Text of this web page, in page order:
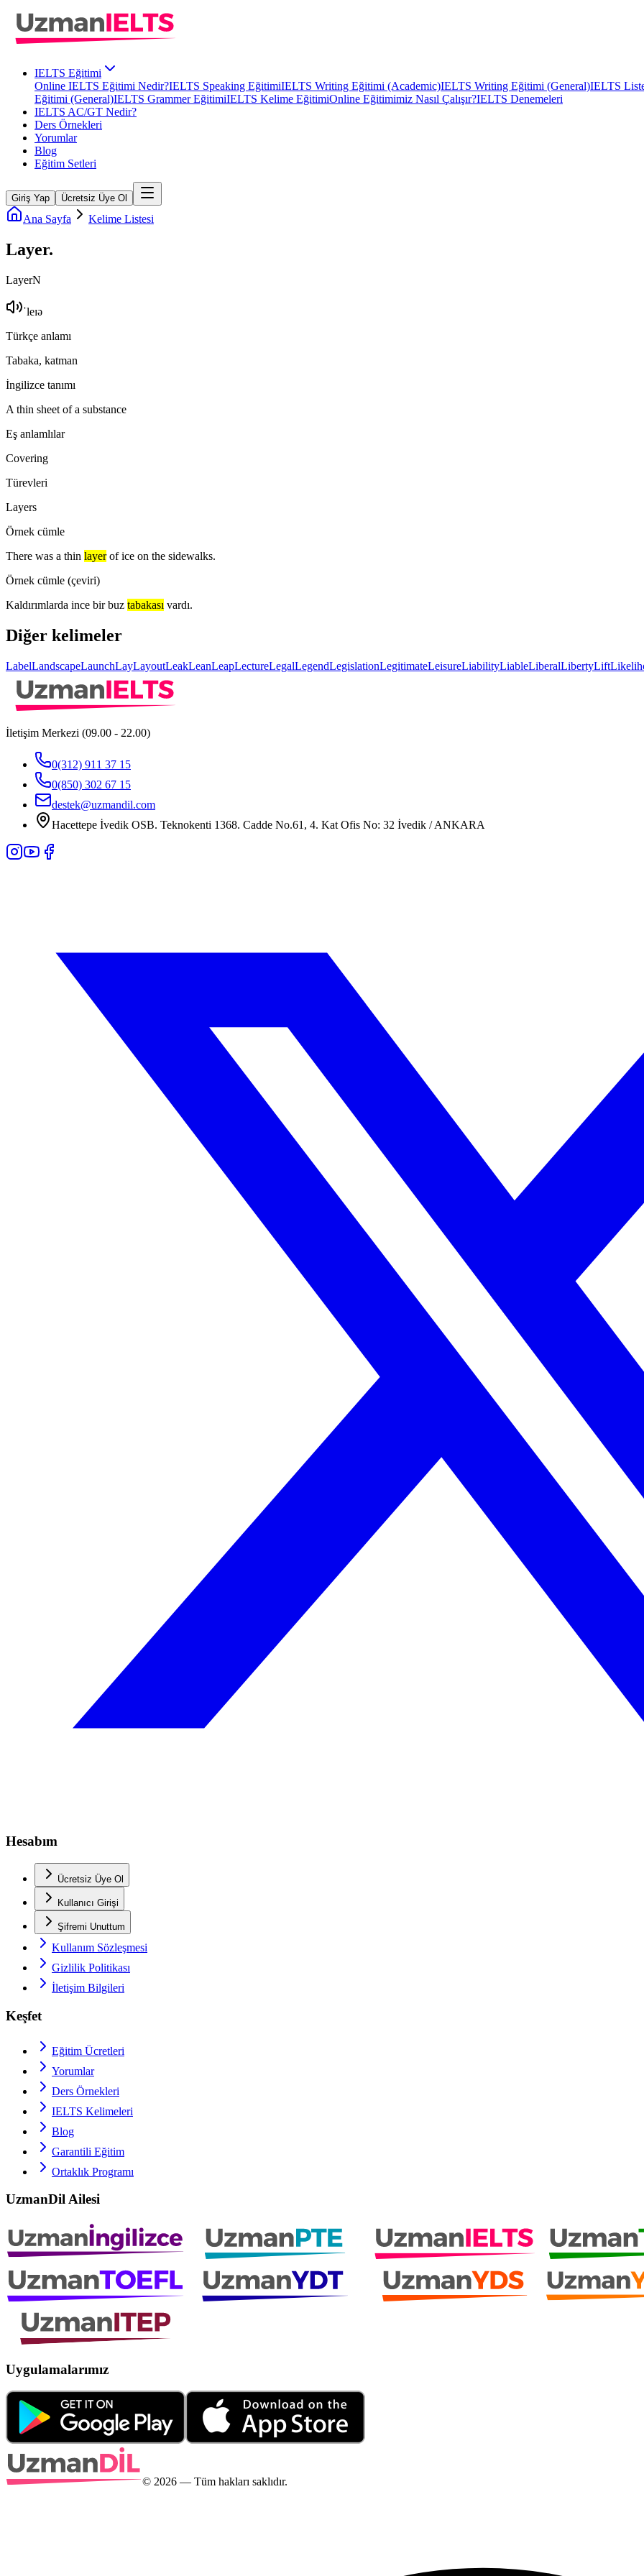
IELTS Eğitimi
Online IELTS Eğitimi Nedir?IELTS Speaking EğitimiIELTS Writing Eğitimi (Academic)IELTS Writing Eğitimi (General)IELTS
Eğitimi (General)IELTS Grammer EğitimiIELTS Kelime EğitimiOnline Eğitimimiz Nasıl Çalışır?IELTS Denemeleri
IELTS AC/GT Nedir?
Ders Örnekleri
Yorumlar
Blog
Eğitim Setleri
Giriş Yap Ücretsiz Üye Ol
Ana Sayfa Kelime Listesi
Layer.
LayerN
ˈleɪə
Türkçe anlamı
Tabaka, katman
İngilizce tanımı
A thin sheet of a substance
Eş anlamlılar
Covering
Türevleri
Layers
Örnek cümle
There was a thin layer of ice on the sidewalks.
Örnek cümle (çeviri)
Kaldırımlarda ince bir buz tabakası vardı.
Diğer kelimeler
LabelLandscapeLaunchLayLayoutLeakLeanLeapLectureLegalLegendLegislationLegitimateLeisureLiabilityLiableLiberalLibertyLift
İletişim Merkezi (09.00 - 22.00)
0(312) 911 37 15
0(850) 302 67 15
destek@uzmandil.com
Hacettepe İvedik OSB. Teknokenti 1368. Cadde No.61, 4. Kat Ofis No: 32 İvedik / ANKARA
Hesabım
Ücretsiz Üye Ol
Kullanıcı Girişi
Şifremi Unuttum
Kullanım Sözleşmesi
Gizlilik Politikası
İletişim Bilgileri
Keşfet
Eğitim Ücretleri
Yorumlar
Ders Örnekleri
IELTS Kelimeleri
Blog
Garantili Eğitim
Ortaklık Programı
UzmanDil Ailesi
Uygulamalarımız
© 2026 — Tüm hakları saklıdır.